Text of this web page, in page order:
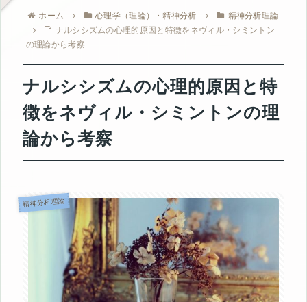
ホーム 心理学（理論）・精神分析
精神分析理論
ナルシシズムの心理的原因と特徴をネヴィル・シミントン
の理論から考察
ナルシシズムの心理的原因と特
徴をネヴィル・シミントンの理
論から考察
精神分析理論